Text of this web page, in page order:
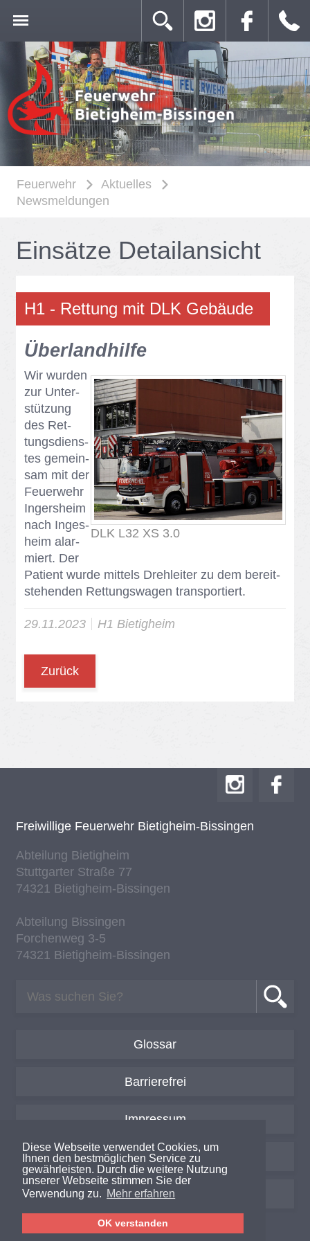
Diese Webseite verwendet Cookies, um
Ihnen den bestmöglichen Service zu
gewährleisten. Durch die weitere Nutzung
unserer Webseite stimmen Sie der
Verwendung zu. Mehr erfahren
OK verstanden
Feuerwehr
Aktuelles
Newsmeldungen
Ein­sät­ze De­tail­an­sicht
H1 - Ret­tung mit DLK Ge­bäu­de
Über­land­hil­fe
DLK L32 XS 3.0
Wir wur­den
zur Un­ter­
stüt­zung
des Ret­
tungs­diens­
tes ge­mein­
sam mit der
Feu­er­wehr
In­gers­heim
nach In­ges­
heim alar­
miert. Der
Pa­ti­ent wur­de mit­tels Dreh­lei­ter zu dem be­reit­
ste­hen­den Ret­tungs­wa­gen trans­por­tiert.
29.11.2023 H1 Bie­tig­heim
Zurück
Frei­wil­li­ge Feu­er­wehr Bie­tig­heim-Bis­sin­gen
Ab­tei­lung Bie­tig­heim
Stutt­gar­ter Stra­ße 77
74321 Bie­tig­heim-Bis­sin­gen
Ab­tei­lung Bis­sin­gen
For­chen­weg 3-5
74321 Bie­tig­heim-Bis­sin­gen
Glossar
Barrierefrei
Impressum
Datenschutzerklärung
Login / Intern